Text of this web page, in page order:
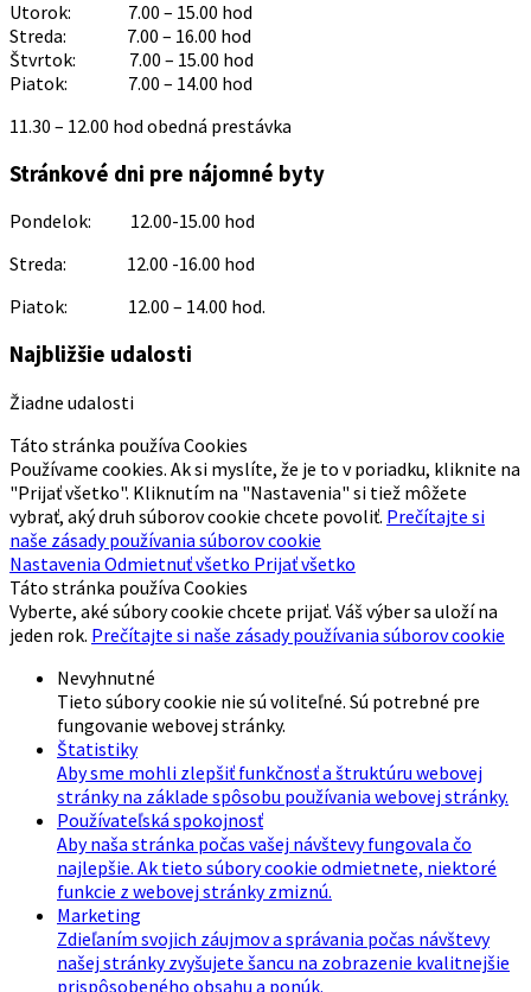
Utorok: 7.00 – 15.00 hod
Streda: 7.00 – 16.00 hod
Štvrtok: 7.00 – 15.00 hod
Piatok: 7.00 – 14.00 hod
11.30 – 12.00 hod obedná prestávka
Stránkové dni pre nájomné byty
Pondelok: 12.00-15.00 hod
Streda: 12.00 -16.00 hod
Piatok: 12.00 – 14.00 hod.
Najbližšie udalosti
Žiadne udalosti
Táto stránka používa Cookies
Používame cookies. Ak si myslíte, že je to v poriadku, kliknite na
"Prijať všetko". Kliknutím na "Nastavenia" si tiež môžete
vybrať, aký druh súborov cookie chcete povoliť. Prečítajte si
naše zásady používania súborov cookie
Nastavenia Odmietnuť všetko Prijať všetko
Táto stránka používa Cookies
Vyberte, aké súbory cookie chcete prijať. Váš výber sa uloží na
jeden rok. Prečítajte si naše zásady používania súborov cookie
Nevyhnutné
Tieto súbory cookie nie sú voliteľné. Sú potrebné pre
fungovanie webovej stránky.
Štatistiky
Aby sme mohli zlepšiť funkčnosť a štruktúru webovej
stránky na základe spôsobu používania webovej stránky.
Používateľská spokojnosť
Aby naša stránka počas vašej návštevy fungovala čo
najlepšie. Ak tieto súbory cookie odmietnete, niektoré
funkcie z webovej stránky zmiznú.
Marketing
Zdieľaním svojich záujmov a správania počas návštevy
našej stránky zvyšujete šancu na zobrazenie kvalitnejšie
prispôsobeného obsahu a ponúk.